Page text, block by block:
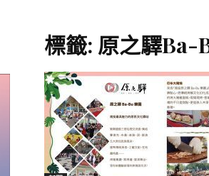
熱
訊
標籤: 原之驛Ba-